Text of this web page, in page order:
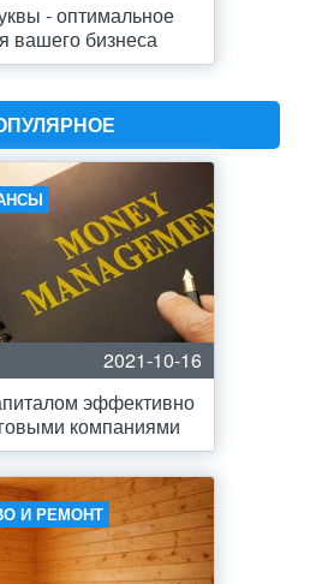
- оптимальное
вашего бизнеса
2021-10-16
эффективно
компаниями
И РЕМОНТ